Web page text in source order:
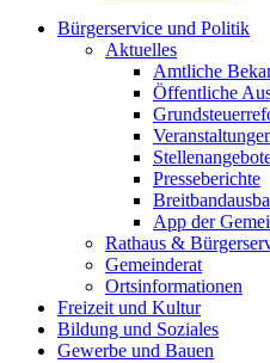
Bürgerservice und Politik
Aktuelles
Amtliche
Öffentliche
Presseberichte
App der
Rathaus &
Gemeinderat
Ortsinformationen
Freizeit und Kultur
Bildung und Soziales
Gewerbe und Bauen